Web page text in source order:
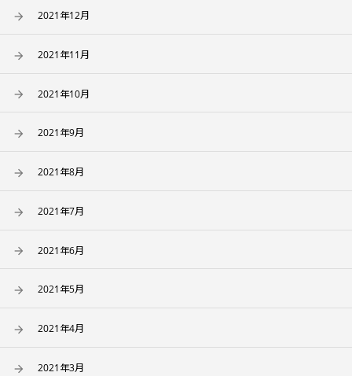
2021年12月
2021年11月
2021年10月
2021年9月
2021年8月
2021年7月
2021年6月
2021年5月
2021年4月
2021年3月